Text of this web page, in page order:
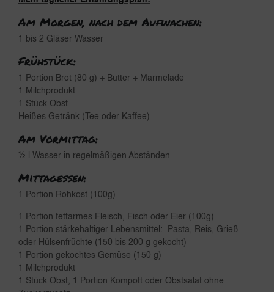
Am Morgen, nach dem Aufwachen:
1 bis 2 Gläser Wasser
Frühstück:
1 Portion Brot (80 g) + Butter + Marmelade
1 Milchprodukt
1 Stück Obst
Heißes Getränk (Tee oder Kaffee)
Am Vormittag:
½ l Wasser in regelmäßigen Abständen
Mittagessen:
1 Portion Rohkost (100g)
1 Portion fettarmes Fleisch, Fisch oder Eier (100g)
1 Portion stärkehaltiger Lebensmittel: Pasta, Reis, Grieß
oder Hülsenfrüchte (150 bis 200 g gekocht)
1 Portion gekochtes Gemüse (150 g)
1 Milchprodukt
1 Stück Obst, 1 Portion Kompott oder Obstsalat ohne